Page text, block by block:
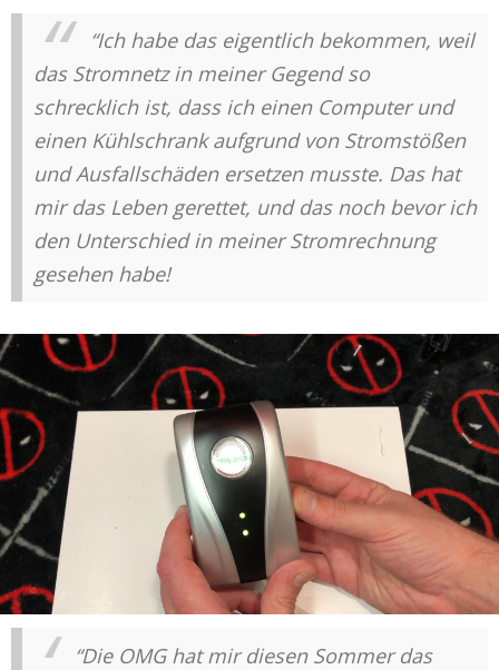
“Ich habe das eigentlich bekommen, weil
das Stromnetz in meiner Gegend so
schrecklich ist, dass ich einen Computer und
einen Kühlschrank aufgrund von Stromstößen
und Ausfallschäden ersetzen musste. Das hat
mir das Leben gerettet, und das noch bevor ich
den Unterschied in meiner Stromrechnung
gesehen habe!
“Die OMG hat mir diesen Sommer das